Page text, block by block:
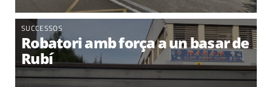
SUCCESSOS
Robatori amb força a un basar de
Rubí